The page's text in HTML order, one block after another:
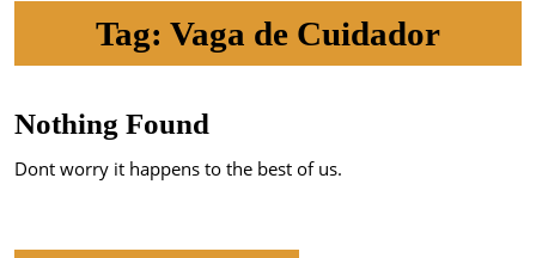
Tag: Vaga de Cuidador
Nothing Found
Dont worry it happens to the best of us.